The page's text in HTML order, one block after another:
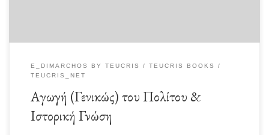
E_DIMARCHOS BY TEUCRIS
TEUCRIS BOOKS
TEUCRIS_NET
Αγωγή (Γενικώς) του Πολίτου &
Ιστορική Γνώση